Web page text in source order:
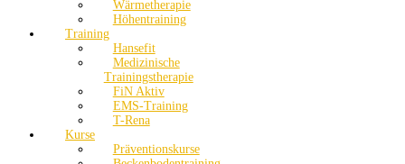
Wärmetherapie
Höhentraining
Training
Hansefit
Medizinische
Trainingstherapie
FiN Aktiv
EMS-Training
T-Rena
Kurse
Präventionskurse